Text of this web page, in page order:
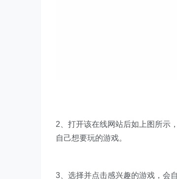
2、打开该在线网站后如上图所示
自己想要玩的游戏。
3、选择并点击感兴趣的游戏，会